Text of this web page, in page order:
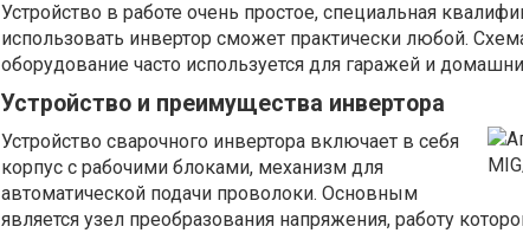
Устройство в работе очень простое, специальная
использовать инвертор сможет практически любой.
оборудование часто используется для гаражей и
Устройство и преимущества инвертора
Устройство сварочного инвертора включает в себя
корпус с рабочими блоками, механизм для
автоматической подачи проволоки. Основным
является узел преобразования напряжения, работу